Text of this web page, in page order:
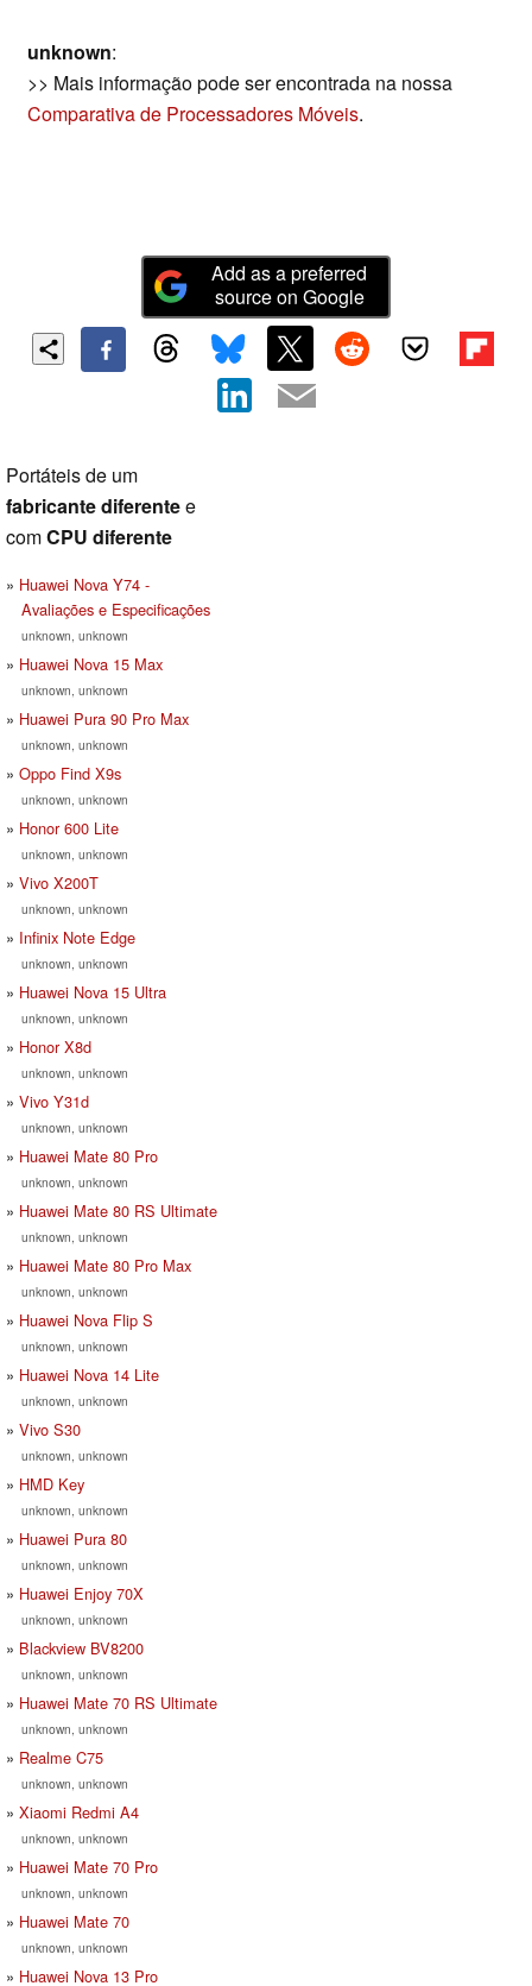
unknown:
>> Mais informação pode ser encontrada na nossa
Comparativa de Processadores Móveis.
Add as a preferred
source on Google
Portáteis de um
fabricante diferentee
comCPU diferente
Huawei Nova Y74 -
Avaliações e Especificações
unknown, unknown
Huawei Nova 15 Max
unknown, unknown
Huawei Pura 90 Pro Max
unknown, unknown
Oppo Find X9s
unknown, unknown
Honor 600 Lite
unknown, unknown
Vivo X200T
unknown, unknown
Infinix Note Edge
unknown, unknown
Huawei Nova 15 Ultra
unknown, unknown
Honor X8d
unknown, unknown
Vivo Y31d
unknown, unknown
Huawei Mate 80 Pro
unknown, unknown
Huawei Mate 80 RS Ultimate
unknown, unknown
Huawei Mate 80 Pro Max
unknown, unknown
Huawei Nova Flip S
unknown, unknown
Huawei Nova 14 Lite
unknown, unknown
Vivo S30
unknown, unknown
HMD Key
unknown, unknown
Huawei Pura 80
unknown, unknown
Huawei Enjoy 70X
unknown, unknown
Blackview BV8200
unknown, unknown
Huawei Mate 70 RS Ultimate
unknown, unknown
Realme C75
unknown, unknown
Xiaomi Redmi A4
unknown, unknown
Huawei Mate 70 Pro
unknown, unknown
Huawei Mate 70
unknown, unknown
Huawei Nova 13 Pro